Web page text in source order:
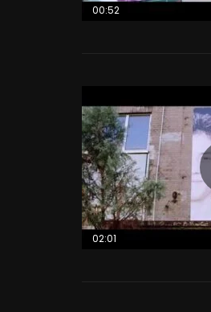
00:52
02:01